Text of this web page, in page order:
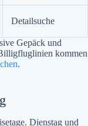
Detailsuche
Gepäck und
kommen
.
Dienstag und